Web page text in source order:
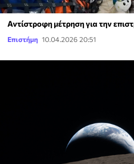
Αντίστροφη μέτρηση για την
Επιστήμη 10.04.2026 20:51